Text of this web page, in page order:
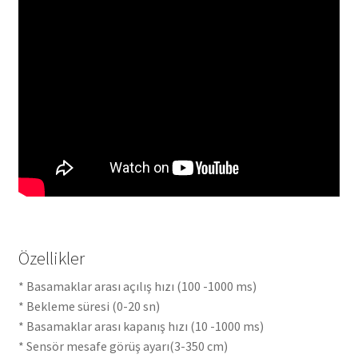
Özellikler
* Basamaklar arası açılış hızı (100 -1000 ms)
* Bekleme süresi (0-20 sn)
* Basamaklar arası kapanış hızı (10 -1000 ms)
* Sensör mesafe görüş ayarı(3-350 cm)